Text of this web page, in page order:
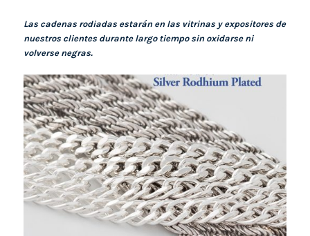
Las cadenas rodiadas estarán en las vitrinas y expositores de
nuestros clientes durante largo tiempo sin oxidarse ni
volverse negras.